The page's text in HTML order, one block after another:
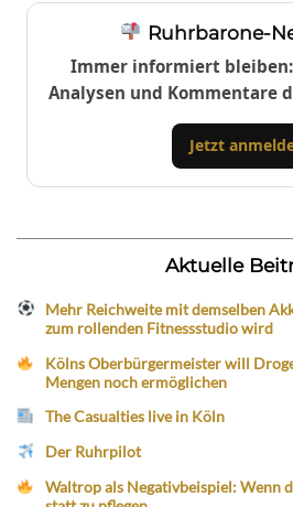
Ruhrbarone-
Immer informiert
Analysen und Kommentare
Jetzt
Aktuelle
Mehr Reichweite mit demselben
zum rollenden Fitnessstudio wird
Kölns Oberbürgermeister will
Mengen noch ermöglichen
The Casualties live in Köln
Der Ruhrpilot
Waltrop als Negativbeispiel: Wenn